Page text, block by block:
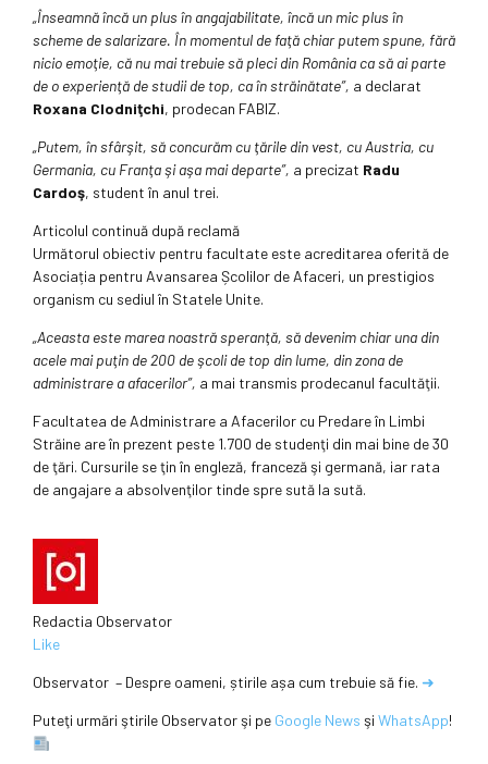
„Înseamnă încă un plus în angajabilitate, încă un mic plus în
scheme de salarizare. În momentul de faţă chiar putem spune, fără
nicio emoţie, că nu mai trebuie să pleci din România ca să ai parte
de o experienţă de studii de top, ca în străinătate”, a declarat
Roxana Clodniţchi, prodecan FABIZ.
„Putem, în sfârşit, să concurăm cu ţările din vest, cu Austria, cu
Germania, cu Franţa şi aşa mai departe”, a precizat Radu
Cardoş, student în anul trei.
Articolul continuă după reclamă
Următorul obiectiv pentru facultate este acreditarea oferită de
Asociația pentru Avansarea Școlilor de Afaceri, un prestigios
organism cu sediul în Statele Unite.
„Aceasta este marea noastră speranţă, să devenim chiar una din
acele mai puţin de 200 de şcoli de top din lume, din zona de
administrare a afacerilor”, a mai transmis prodecanul facultăţii.
Facultatea de Administrare a Afacerilor cu Predare în Limbi
Străine are în prezent peste 1.700 de studenţi din mai bine de 30
de ţări. Cursurile se ţin în engleză, franceză şi germană, iar rata
de angajare a absolvenţilor tinde spre sută la sută.
Redactia Observator
Like
Observator – Despre oameni, știrile așa cum trebuie să fie. ➜
Puteţi urmări ştirile Observator şi pe Google News şi WhatsApp!